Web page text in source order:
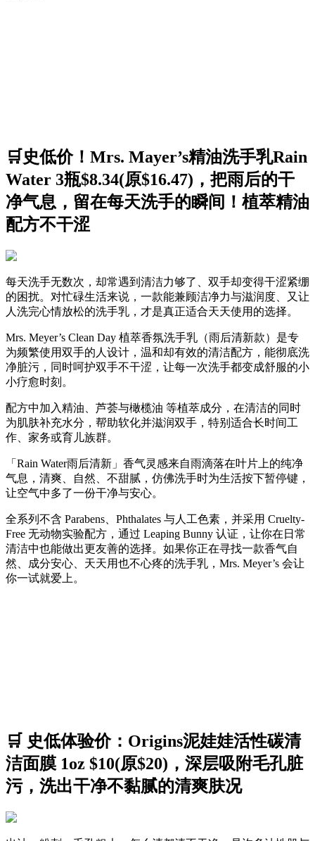
🛒史低价！Mrs. Mayer’s精油洗手乳Rain
Water 3瓶$8.34(原$16.47)，把雨后的干
净气息，留在每天洗手的瞬间！植萃精油
配方不干涩
每天洗手无数次，却常遇到清洁力够了、双手却变得干涩紧绷
的困扰。对忙碌生活来说，一款能兼顾洁净力与滋润度、又让
人洗完心情放松的洗手乳，才是真正适合天天使用的选择。
Mrs. Meyer’s Clean Day 植萃香氛洗手乳（雨后清新款）是专
为频繁使用双手的人设计，温和却有效的清洁配方，能彻底洗
净脏污，同时呵护双手不干涩，让每一次洗手都变成舒服的小
小疗愈时刻。
配方中加入精油、芦荟与橄榄油 等植萃成分，在清洁的同时
为肌肤补充水分，帮助软化并滋润双手，特别适合长时间工
作、家务或育儿族群。
「Rain Water雨后清新」香气灵感来自雨滴落在叶片上的纯净
气息，清爽、自然、不甜腻，仿佛洗手时为生活按下暂停键，
让空气中多了一份干净与安心。
全系列不含 Parabens、Phthalates 与人工色素，并采用 Cruelty-
Free 无动物实验配方，通过 Leaping Bunny 认证，让你在日常
清洁中也能做出更友善的选择。如果你正在寻找一款香气自
然、成分安心、天天用也不心疼的洗手乳，Mrs. Meyer’s 会让
你一试就爱上。
🛒 史低体验价：Origins泥娃娃活性碳清
洁面膜 1oz $10(原$20)，深层吸附毛孔脏
污，洗出干净不黏腻的清爽肤况